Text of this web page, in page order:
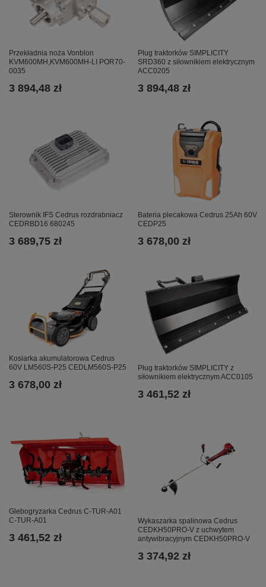
Przekładnia noża Vonblon
KVM600MH,KVM600MH-LI POR70-
0035
3 894,48 zł
Pług traktorków SIMPLICITY
SRD360 z siłownikiem elektrycznym
ACC0205
3 894,48 zł
Sterownik IFS Cedrus rozdrabniacz
CEDRBD16 680245
3 689,75 zł
Bateria plecakowa Cedrus 25Ah 60V
CEDP25
3 678,00 zł
Kosiarka akumulatorowa Cedrus
60V LM560S-P25 CEDLM560S-P25
3 678,00 zł
Pług traktorków SIMPLICITY z
siłownikiem elektrycznym ACC0105
3 461,52 zł
Glebogryzarka Cedrus C-TUR-A01
C-TUR-A01
3 461,52 zł
Wykaszarka spalinowa Cedrus
CEDKH50PRO-V z uchwytem
antywibracyjnym CEDKH50PRO-V
3 374,92 zł